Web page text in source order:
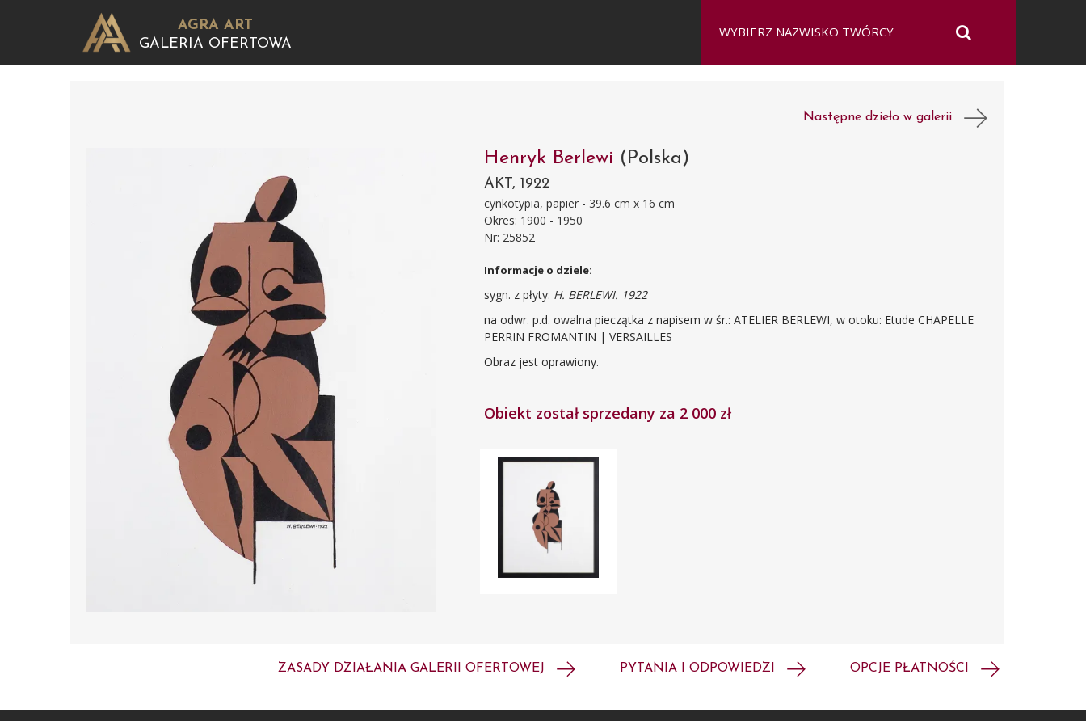
AGRA ART
GALERIA OFERTOWA
Następne dzieło w galerii
Henryk Berlewi (Polska)
AKT, 1922
cynkotypia, papier - 39.6 cm x 16 cm
Okres: 1900 - 1950
Nr: 25852
Informacje o dziele:
sygn. z płyty: H. BERLEWI. 1922
na odwr. p.d. owalna pieczątka z napisem w śr.: ATELIER BERLEWI, w otoku: Etude CHAPELLE
PERRIN FROMANTIN | VERSAILLES
Obraz jest oprawiony.
Obiekt został sprzedany za 2 000 zł
ZASADY DZIAŁANIA GALERII OFERTOWEJ PYTANIA I ODPOWIEDZI OPCJE PŁATNOŚCI